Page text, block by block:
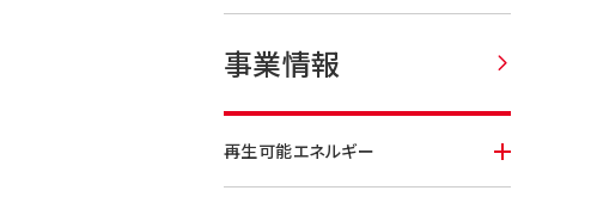
事業情報
再生可能エネルギー